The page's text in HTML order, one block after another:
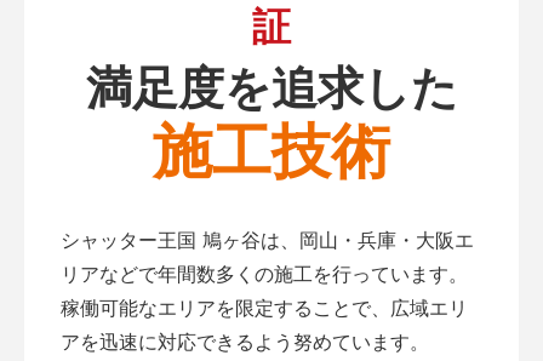
証
満足度を追求した
施工技術
シャッター王国 鳩ヶ谷は、岡山・兵庫・大阪エ
リアなどで年間数多くの施工を行っています。
稼働可能なエリアを限定することで、広域エリ
アを迅速に対応できるよう努めています。